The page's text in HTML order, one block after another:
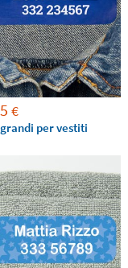
€
per vestiti